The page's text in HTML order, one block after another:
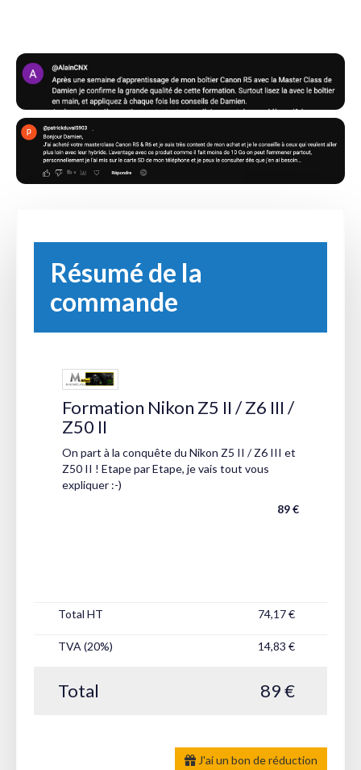
Résumé de la
commande
Formation Nikon Z5 II / Z6 III /
Z50 II
On part à la conquête du Nikon Z5 II / Z6 III et
Z50 II ! Etape par Etape, je vais tout vous
expliquer :-)
89 €
Total HT 74,17 €
TVA (20%) 14,83 €
Total 89 €
J'ai un bon de réduction